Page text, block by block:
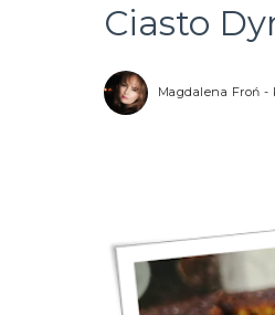
Ciasto
Magdalena Froń -